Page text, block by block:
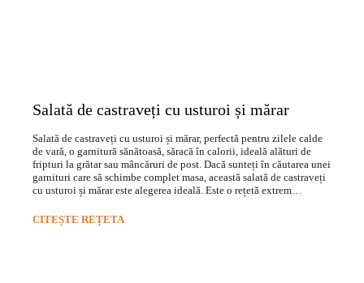
Salată de castraveți cu usturoi și mărar
Salată de castraveți cu usturoi și mărar, perfectă pentru zilele calde
de vară, o garnitură sănătoasă, săracă în calorii, ideală alături de
fripturi la grătar sau mâncăruri de post. Dacă sunteți în căutarea unei
garnituri care să schimbe complet masa, această salată de castraveți
cu usturoi și mărar este alegerea ideală. Este o rețetă extrem…
CITEȘTE REȚETA